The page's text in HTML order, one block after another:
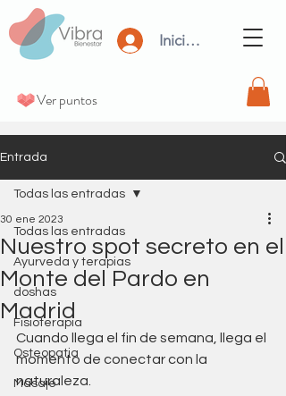
Iniciar Sesión
Ver puntos
Entrada
Todas las entradas
Ayurveda y terapias
doshas
Fisioterapia
Osteopatia
Masaje
Todas las entradas
Nuestro spot secreto en el
Monte del Pardo en
Madrid
30 ene 2023
Cuando llega el fin de semana, llega el
momento de conectar con la
naturaleza.